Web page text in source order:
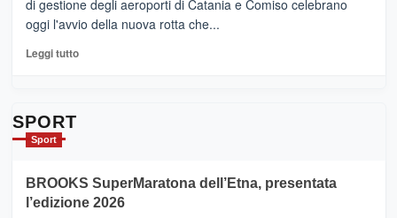
quasi….
pronti
per
di gestione degli aeroporti di Catania e Comiso celebrano
oggi l'avvio della nuova rotta che...
Leggi tuttoLeggi
con
la
SPORT
Sport
BROOKS SuperMaratona dell’Etna, presentata
l’edizione 2026